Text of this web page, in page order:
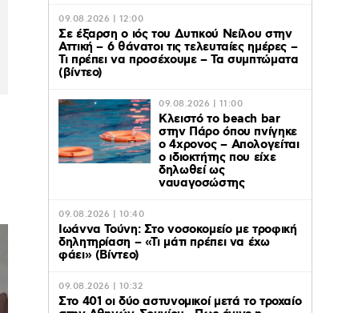
09.08.2026 | 12:00
Σε έξαρση ο ιός του Δυτικού Νείλου στην
Αττική – 6 θάνατοι τις τελευταίες ημέρες –
Τι πρέπει να προσέχουμε – Τα συμπτώματα
(βίντεο)
09.08.2026 | 11:00
Κλειστό το beach bar
στην Πάρο όπου πνίγηκε
ο 4χρονος – Απολογείται
ο ιδιοκτήτης που είχε
δηλωθεί ως
ναυαγοσώστης
09.08.2026 | 10:40
Ιωάννα Τούνη: Στο νοσοκομείο με τροφική
δηλητηρίαση – «Τι μάτι πρέπει να έχω
φάει» (Βίντεο)
09.08.2026 | 10:32
Στο 401 οι δύο αστυνομικοί μετά το τροχαίο